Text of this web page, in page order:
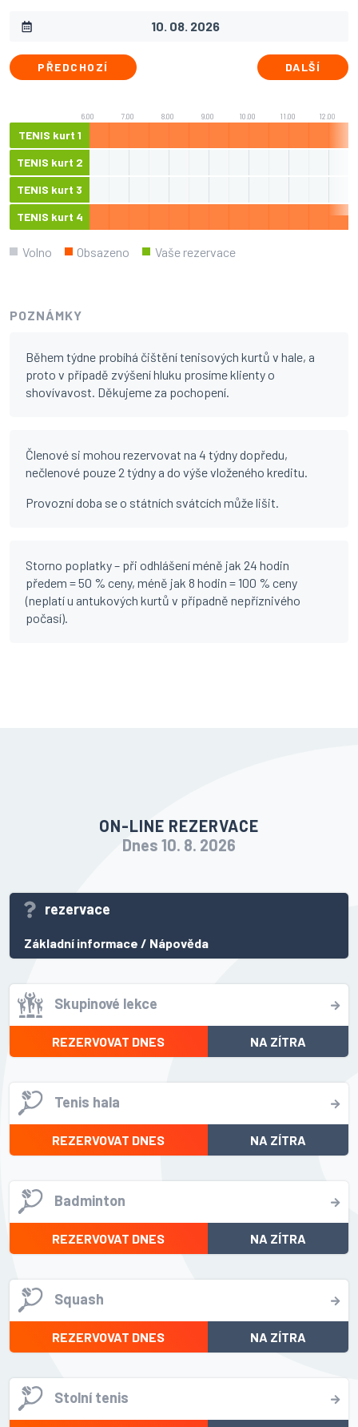
PŘEDCHOZÍ DALŠÍ
6.00 7.00 8.00 9.00 10.00 11.00 12.00
TENIS kurt 1
TENIS kurt 2
TENIS kurt 3
TENIS kurt 4
Volno Obsazeno Vaše rezervace
POZNÁMKY
Během týdne probíhá čištění tenisových kurtů v hale, a
proto v případě zvýšení hluku prosíme klienty o
shovívavost. Děkujeme za pochopení.
Členové si mohou rezervovat na 4 týdny dopředu,
nečlenové pouze 2 týdny a do výše vloženého kreditu.
Provozní doba se o státních svátcích může lišit.
Storno poplatky – při odhlášení méně jak 24 hodin
předem = 50 % ceny, méně jak 8 hodin = 100 % ceny
(neplatí u antukových kurtů v případně nepříznivého
počasí).
ON-LINE REZERVACE
Dnes 10. 8. 2026
rezervace
Základní informace / Nápověda
Skupinové lekce
REZERVOVAT DNES NA ZÍTRA
Tenis hala
REZERVOVAT DNES NA ZÍTRA
Badminton
REZERVOVAT DNES NA ZÍTRA
Squash
REZERVOVAT DNES NA ZÍTRA
Stolní tenis